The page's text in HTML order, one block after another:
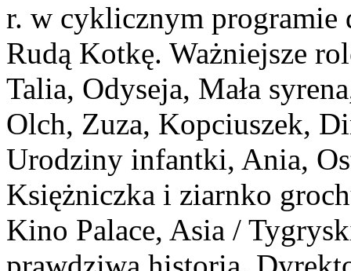
r. w cyklicznym programie
Rudą Kotkę. Ważniejsze
Talia, Odyseja, Mała
Olch, Zuza, Kopciuszek,
Urodziny infantki, Ania,
Księżniczka i ziarnko
Kino Palace, Asia /